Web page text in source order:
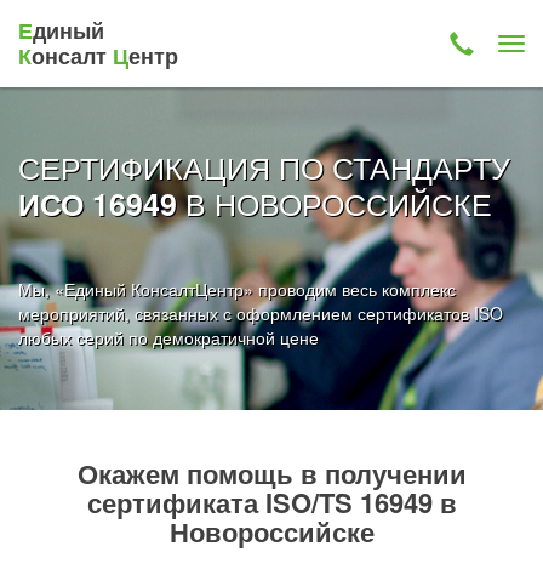
Единый
Консалт Центр
СЕРТИФИКАЦИЯ ПО СТАНДАРТУ
ИСО 16949В НОВОРОССИЙСКЕ
Мы, «Единый КонсалтЦентр» проводим весь комплекс
мероприятий, связанных с оформлением сертификатов ISO
любых серий по демократичной цене
Окажем помощь в получении
сертификата ISO/TS 16949 в
Новороссийске